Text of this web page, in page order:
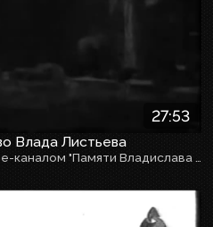
27:53
Влада Листьева